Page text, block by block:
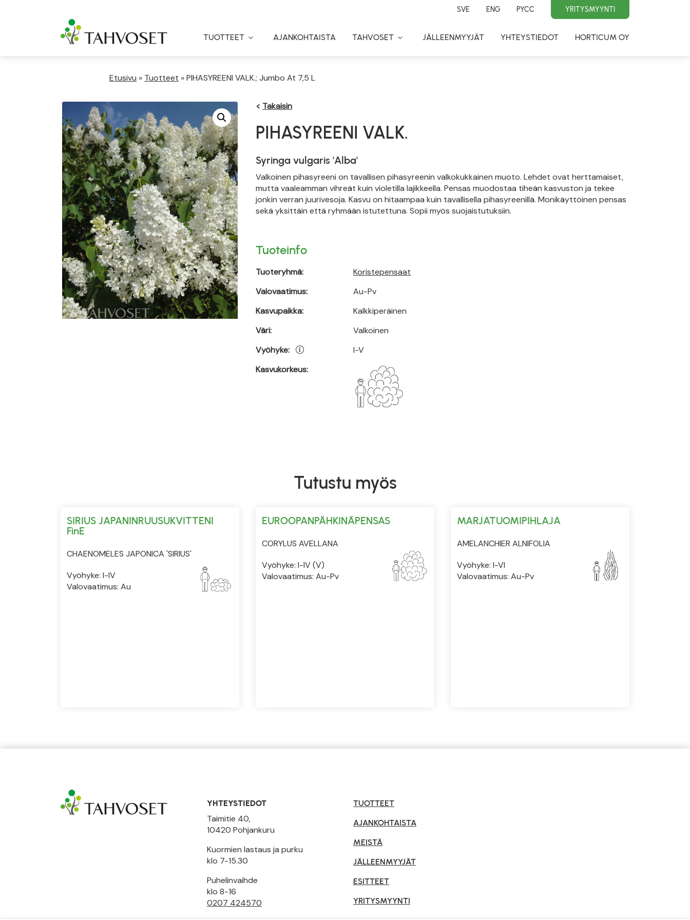
SVE ENG PYCC YRITYSMYYNTI
TUOTTEET
Toggle
AJANKOHTAISTA TAHVOSET
Toggle
JÄLLEENMYYJÄT YHTEYSTIEDOT HORTICUM OY
Etusivu » Tuotteet »PIHASYREENI VALK.; Jumbo At 7,5 L
< Takaisin
PIHASYREENI VALK.
Syringa vulgaris 'Alba'
Valkoinen pihasyreeni on tavallisen pihasyreenin valkokukkainen muoto. Lehdet ovat herttamaiset,
mutta vaaleamman vihreät kuin violetilla lajikkeella. Pensas muodostaa tiheän kasvuston ja tekee
jonkin verran juurivesoja. Kasvu on hitaampaa kuin tavallisella pihasyreenillä. Monikäyttöinen pensas
sekä yksittäin että ryhmään istutettuna. Sopii myös suojaistutuksiin.
Tuoteinfo
Tuoteryhmä:
Valovaatimus:
Kasvupaikka:
Väri:
Vyöhyke:
Kasvukorkeus:
Koristepensaat
Au-Pv
Kalkkiperäinen
Valkoinen
I-V
Tutustu myös
SIRIUS JAPANINRUUSUKVITTENI
FinE
CHAENOMELES JAPONICA 'SIRIUS'
Vyöhyke: I-IV
Valovaatimus: Au
EUROOPANPÄHKINÄPENSAS
CORYLUS AVELLANA
Vyöhyke: I-IV (V)
Valovaatimus: Au-Pv
MARJATUOMIPIHLAJA
AMELANCHIER ALNIFOLIA
Vyöhyke: I-VI
Valovaatimus: Au-Pv
YHTEYSTIEDOT
Taimitie 40,
10420 Pohjankuru
Kuormien lastaus ja purku
klo 7-15.30
Puhelinvaihde
klo 8-16
0207 424570
TUOTTEET
AJANKOHTAISTA
MEISTÄ
JÄLLEENMYYJÄT
ESITTEET
YRITYSMYYNTI